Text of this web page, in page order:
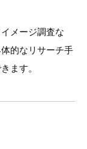
メージ調査な
的なリサーチ手
ます。